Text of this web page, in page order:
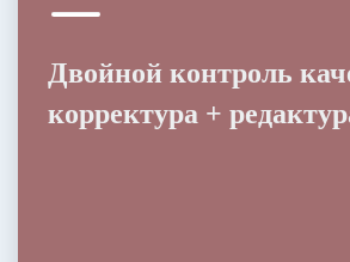
Двойной контроль
корректура +